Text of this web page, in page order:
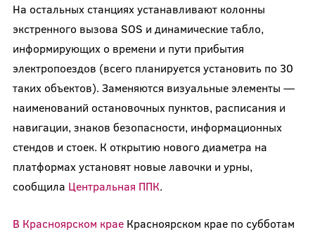
На остальных станциях устанавливают колонны
экстренного вызова SOS и динамические табло,
информирующих о времени и пути прибытия
электропоездов (всего планируется установить по 30
таких объектов). Заменяются визуальные элементы —
наименований остановочных пунктов, расписания и
навигации, знаков безопасности, информационных
стендов и стоек. К открытию нового диаметра на
платформах установят новые лавочки и урны,
сообщила Центральная ППК.
В Красноярском краеКрасноярском крае по субботам